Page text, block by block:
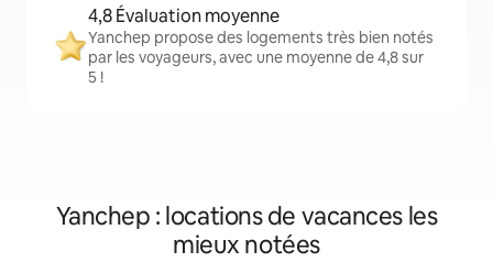
4,8 Évaluation moyenne
Yanchep propose des logements très bien notés
par les voyageurs, avec une moyenne de 4,8 sur
5 !
Yanchep : locations de vacances les
mieux notées